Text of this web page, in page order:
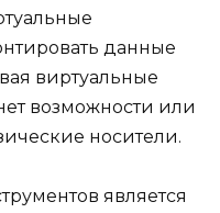
данные
виртуальные
возможности или
носители.
является